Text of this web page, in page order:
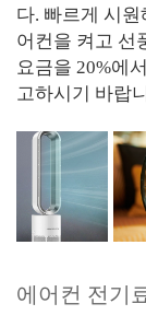
다. 빠르게 시
어컨을 켜고 선
요금을 20%에
고하시기 바랍
에어컨 전기